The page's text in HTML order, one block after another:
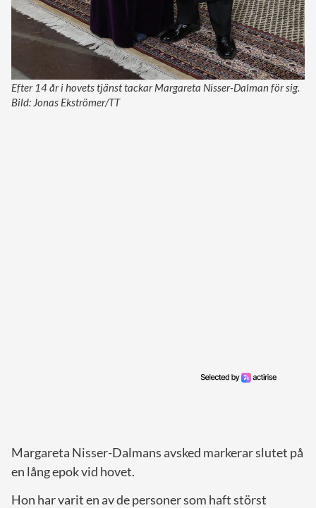
Efter 14 år i hovets tjänst tackar Margareta Nisser-Dalman för sig.
Bild: Jonas Ekströmer/TT
Margareta Nisser-Dalmans avsked markerar slutet på
en lång epok vid hovet.
Hon har varit en av de personer som haft störst